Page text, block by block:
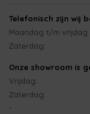
Telefonisch zijn wij
Maandag t/m vrijdag:
Zaterdag:
Onze showroom is
Vrijdag:
Zaterdag:
-